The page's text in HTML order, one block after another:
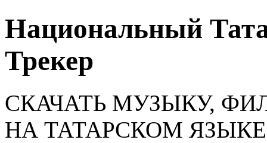
Национальный
Трекер
СКАЧАТЬ МУЗЫКУ,
НА ТАТАРСКОМ ЯЗЫКЕ